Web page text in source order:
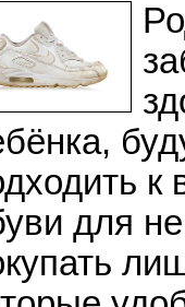
к
для